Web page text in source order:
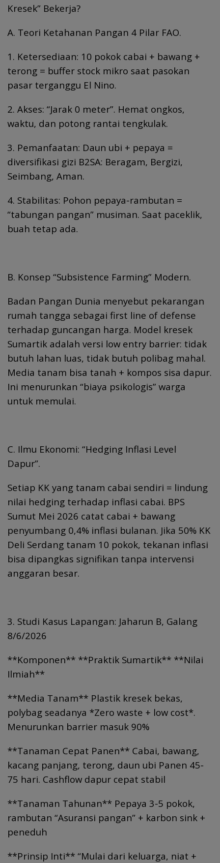
Kresek” Bekerja?
A. Teori Ketahanan Pangan 4 Pilar FAO.
1. Ketersediaan: 10 pokok cabai + bawang +
terong = buffer stock mikro saat pasokan
pasar terganggu El Nino.
2. Akses: “Jarak 0 meter”. Hemat ongkos,
waktu, dan potong rantai tengkulak.
3. Pemanfaatan: Daun ubi + pepaya =
diversifikasi gizi B2SA: Beragam, Bergizi,
Seimbang, Aman.
4. Stabilitas: Pohon pepaya-rambutan =
“tabungan pangan” musiman. Saat paceklik,
buah tetap ada.
B. Konsep “Subsistence Farming” Modern.
Badan Pangan Dunia menyebut pekarangan
rumah tangga sebagai first line of defense
terhadap guncangan harga. Model kresek
Sumartik adalah versi low entry barrier: tidak
butuh lahan luas, tidak butuh polibag mahal.
Media tanam bisa tanah + kompos sisa dapur.
Ini menurunkan “biaya psikologis” warga
untuk memulai.
C. Ilmu Ekonomi: “Hedging Inflasi Level
Dapur”.
Setiap KK yang tanam cabai sendiri = lindung
nilai hedging terhadap inflasi cabai. BPS
Sumut Mei 2026 catat cabai + bawang
penyumbang 0,4% inflasi bulanan. Jika 50% KK
Deli Serdang tanam 10 pokok, tekanan inflasi
bisa dipangkas signifikan tanpa intervensi
anggaran besar.
3. Studi Kasus Lapangan: Jaharun B, Galang
8/6/2026
**Komponen** **Praktik Sumartik** **Nilai
Ilmiah**
**Media Tanam** Plastik kresek bekas,
polybag seadanya *Zero waste + low cost*.
Menurunkan barrier masuk 90%
**Tanaman Cepat Panen** Cabai, bawang,
kacang panjang, terong, daun ubi Panen 45-
75 hari. Cashflow dapur cepat stabil
**Tanaman Tahunan** Pepaya 3-5 pokok,
rambutan “Asuransi pangan” + karbon sink +
peneduh
**Prinsip Inti** “Mulai dari keluarga, niat +